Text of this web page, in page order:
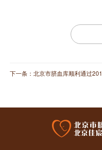
下一条： 北京市脐血库顺利通过